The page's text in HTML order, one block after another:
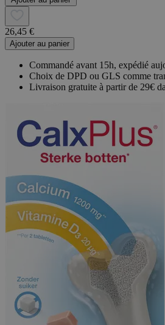
26,45 €
Ajouter au panier
Commandé avant 15h, expédié
Choix de DPD ou GLS comme
Livraison gratuite à partir de 29€